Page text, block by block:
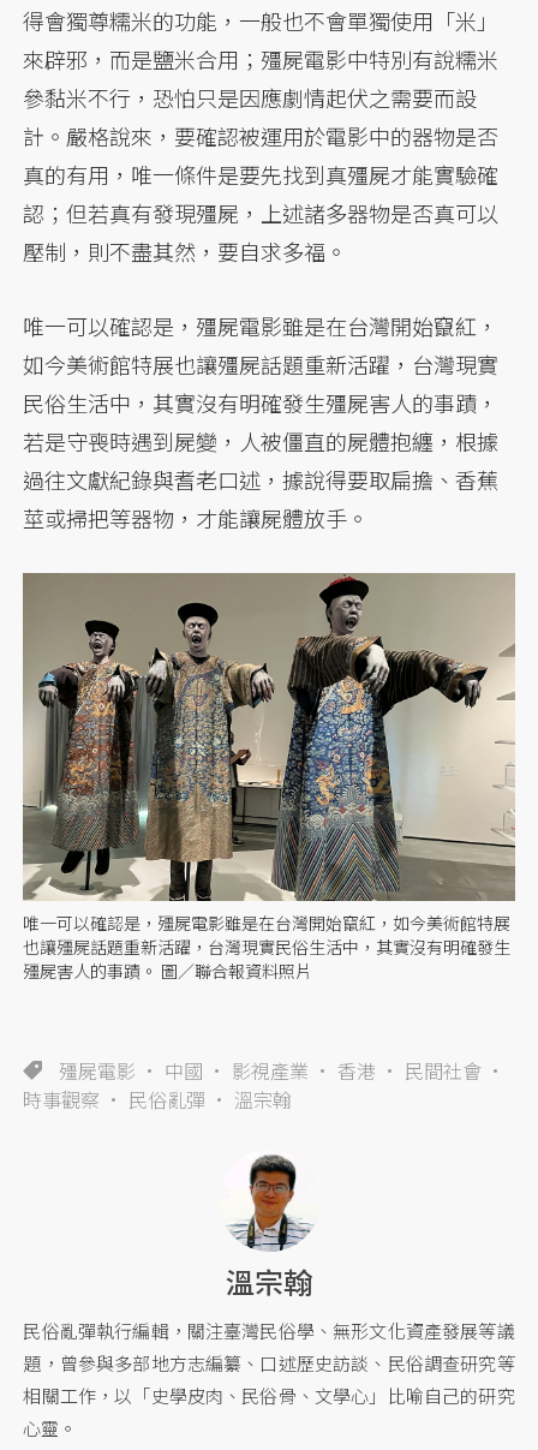
得會獨尊糯米的功能，一般也不會單獨使用「米」
來辟邪，而是鹽米合用；殭屍電影中特別有說糯米
參黏米不行，恐怕只是因應劇情起伏之需要而設
計。嚴格說來，要確認被運用於電影中的器物是否
真的有用，唯一條件是要先找到真殭屍才能實驗確
認；但若真有發現殭屍，上述諸多器物是否真可以
壓制，則不盡其然，要自求多福。
唯一可以確認是，殭屍電影雖是在台灣開始竄紅，
如今美術館特展也讓殭屍話題重新活躍，台灣現實
民俗生活中，其實沒有明確發生殭屍害人的事蹟，
若是守喪時遇到屍變，人被僵直的屍體抱纏，根據
過往文獻紀錄與耆老口述，據說得要取扁擔、香蕉
莖或掃把等器物，才能讓屍體放手。
唯一可以確認是，殭屍電影雖是在台灣開始竄紅，如今美術館特展
也讓殭屍話題重新活躍，台灣現實民俗生活中，其實沒有明確發生
殭屍害人的事蹟。 圖／聯合報資料照片
殭屍電影 中國 影視產業 香港
民間社會
時事觀察
民俗亂彈 溫宗翰
溫宗翰
民俗亂彈執行編輯，關注臺灣民俗學、無形文化資產發展等議
題，曾參與多部地方志編纂、口述歷史訪談、民俗調查研究等
相關工作，以「史學皮肉、民俗骨、文學心」比喻自己的研究
心靈。